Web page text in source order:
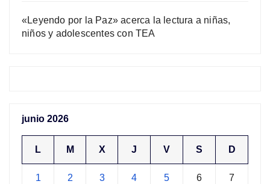
«Leyendo por la Paz» acerca la lectura a niñas,
niños y adolescentes con TEA
junio 2026
L M X J V S D
1 2 3 4 5 6 7